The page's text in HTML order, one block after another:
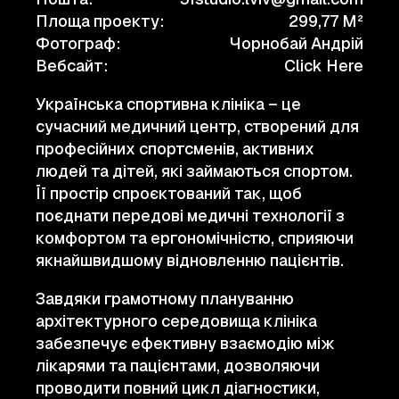
Площа проекту:
299,77 M²
Фотограф:
Чорнобай Андрій
Вебсайт:
Click Here
Українська спортивна клініка – це
сучасний медичний центр, створений для
професійних спортсменів, активних
людей та дітей, які займаються спортом.
Її простір спроєктований так, щоб
поєднати передові медичні технології з
комфортом та ергономічністю, сприяючи
якнайшвидшому відновленню пацієнтів.
Завдяки грамотному плануванню
архітектурного середовища клініка
забезпечує ефективну взаємодію між
лікарями та пацієнтами, дозволяючи
проводити повний цикл діагностики,